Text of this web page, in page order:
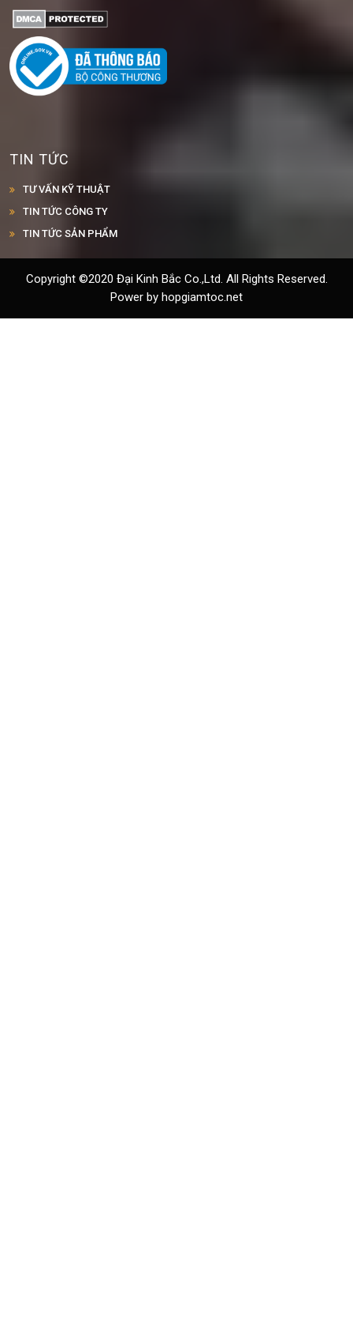
TIN TỨC
TƯ VẤN KỸ THUẬT
TIN TỨC CÔNG TY
TIN TỨC SẢN PHẨM
Copyright ©2020 Đại Kinh Bắc Co.,Ltd. All Rights Reserved.
Power by hopgiamtoc.net